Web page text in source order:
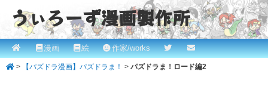
うぃろーず漫画製作所
ROBINとかっぱの漫画スタジオ！ willows.online
メ
イ
メ
イ
漫画 絵 作家/works
> 【パズドラ漫画】パズドラま！ > パズドラま！ロード編2